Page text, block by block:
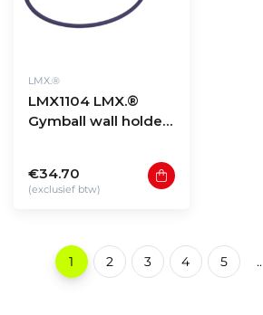
LMX.®
LMX1104 LMX.®
Gymball wall holder
€34.70
(exclusief btw)
1 2 3 4 5 ..